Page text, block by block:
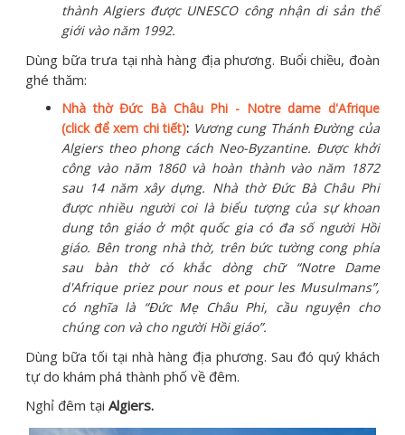
thành Algiers được UNESCO công nhận di sản thế
giới vào năm 1992.
Dùng bữa trưa tại nhà hàng địa phương. Buổi chiều, đoàn
ghé thăm:
Nhà thờ Đức Bà Châu Phi - Notre dame d'Afrique
(click để xem chi tiết): Vương cung Thánh Đường của
Algiers theo phong cách Neo-Byzantine. Được khởi
công vào năm 1860 và hoàn thành vào năm 1872
sau 14 năm xây dựng. Nhà thờ Đức Bà Châu Phi
được nhiều người coi là biểu tượng của sự khoan
dung tôn giáo ở một quốc gia có đa số người Hồi
giáo. Bên trong nhà thờ, trên bức tường cong phía
sau bàn thờ có khắc dòng chữ “Notre Dame
d'Afrique priez pour nous et pour les Musulmans”,
có nghĩa là “Đức Mẹ Châu Phi, cầu nguyện cho
chúng con và cho người Hồi giáo”.
Dùng bữa tối tại nhà hàng địa phương. Sau đó quý khách
tự do khám phá thành phố về đêm.
Nghỉ đêm tại Algiers.